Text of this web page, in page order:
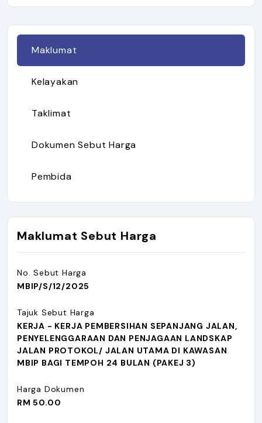
Maklumat
Kelayakan
Taklimat
Dokumen Sebut Harga
Pembida
Maklumat Sebut Harga
No. Sebut Harga
MBIP/S/12/2025
Tajuk Sebut Harga
KERJA - KERJA PEMBERSIHAN SEPANJANG JALAN,
PENYELENGGARAAN DAN PENJAGAAN LANDSKAP
JALAN PROTOKOL/ JALAN UTAMA DI KAWASAN
MBIP BAGI TEMPOH 24 BULAN (PAKEJ 3)
Harga Dokumen
RM 50.00